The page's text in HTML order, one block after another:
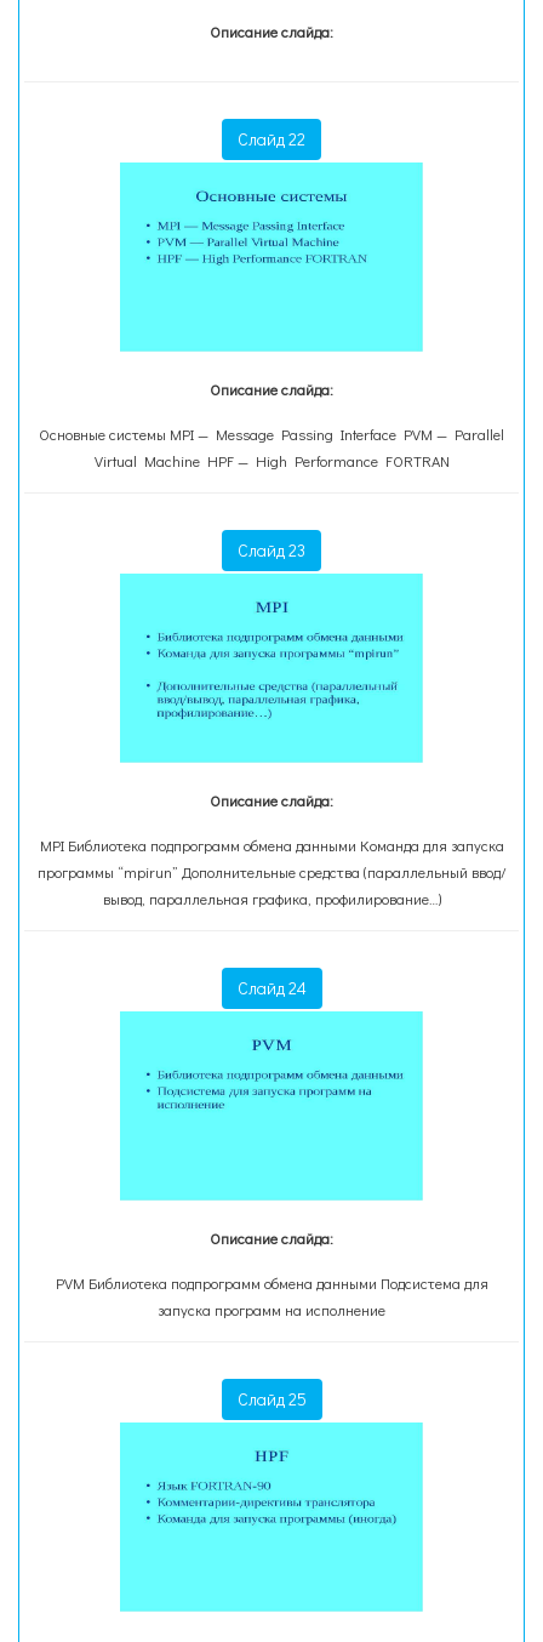
Описание слайда:
Слайд 22
Описание слайда:
Основные системы MPI — Message Passing Interface PVM — Parallel
Virtual Machine HPF — High Performance FORTRAN
Слайд 23
Описание слайда:
MPI Библиотека подпрограмм обмена данными Команда для запуска
программы “mpirun” Дополнительные средства (параллельный ввод/
вывод, параллельная графика, профилирование…)
Слайд 24
Описание слайда:
PVM Библиотека подпрограмм обмена данными Подсистема для
запуска программ на исполнение
Слайд 25